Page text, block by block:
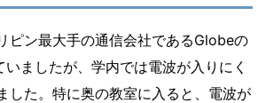
ピン最大手の通信会社であるGlobeの
ましたが、学内では電波が入りにく
した。特に奥の教室に入ると、電波が